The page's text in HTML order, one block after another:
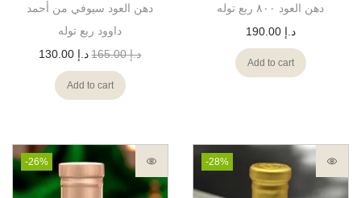
دهن العود سيوفي من أحمد
داوود ربع توله
د.إ165.00 د.إ
Add to cart
دهن العود ٨٠٠ ربع توله
د.إ 190.00
Add to cart
-26% -28%